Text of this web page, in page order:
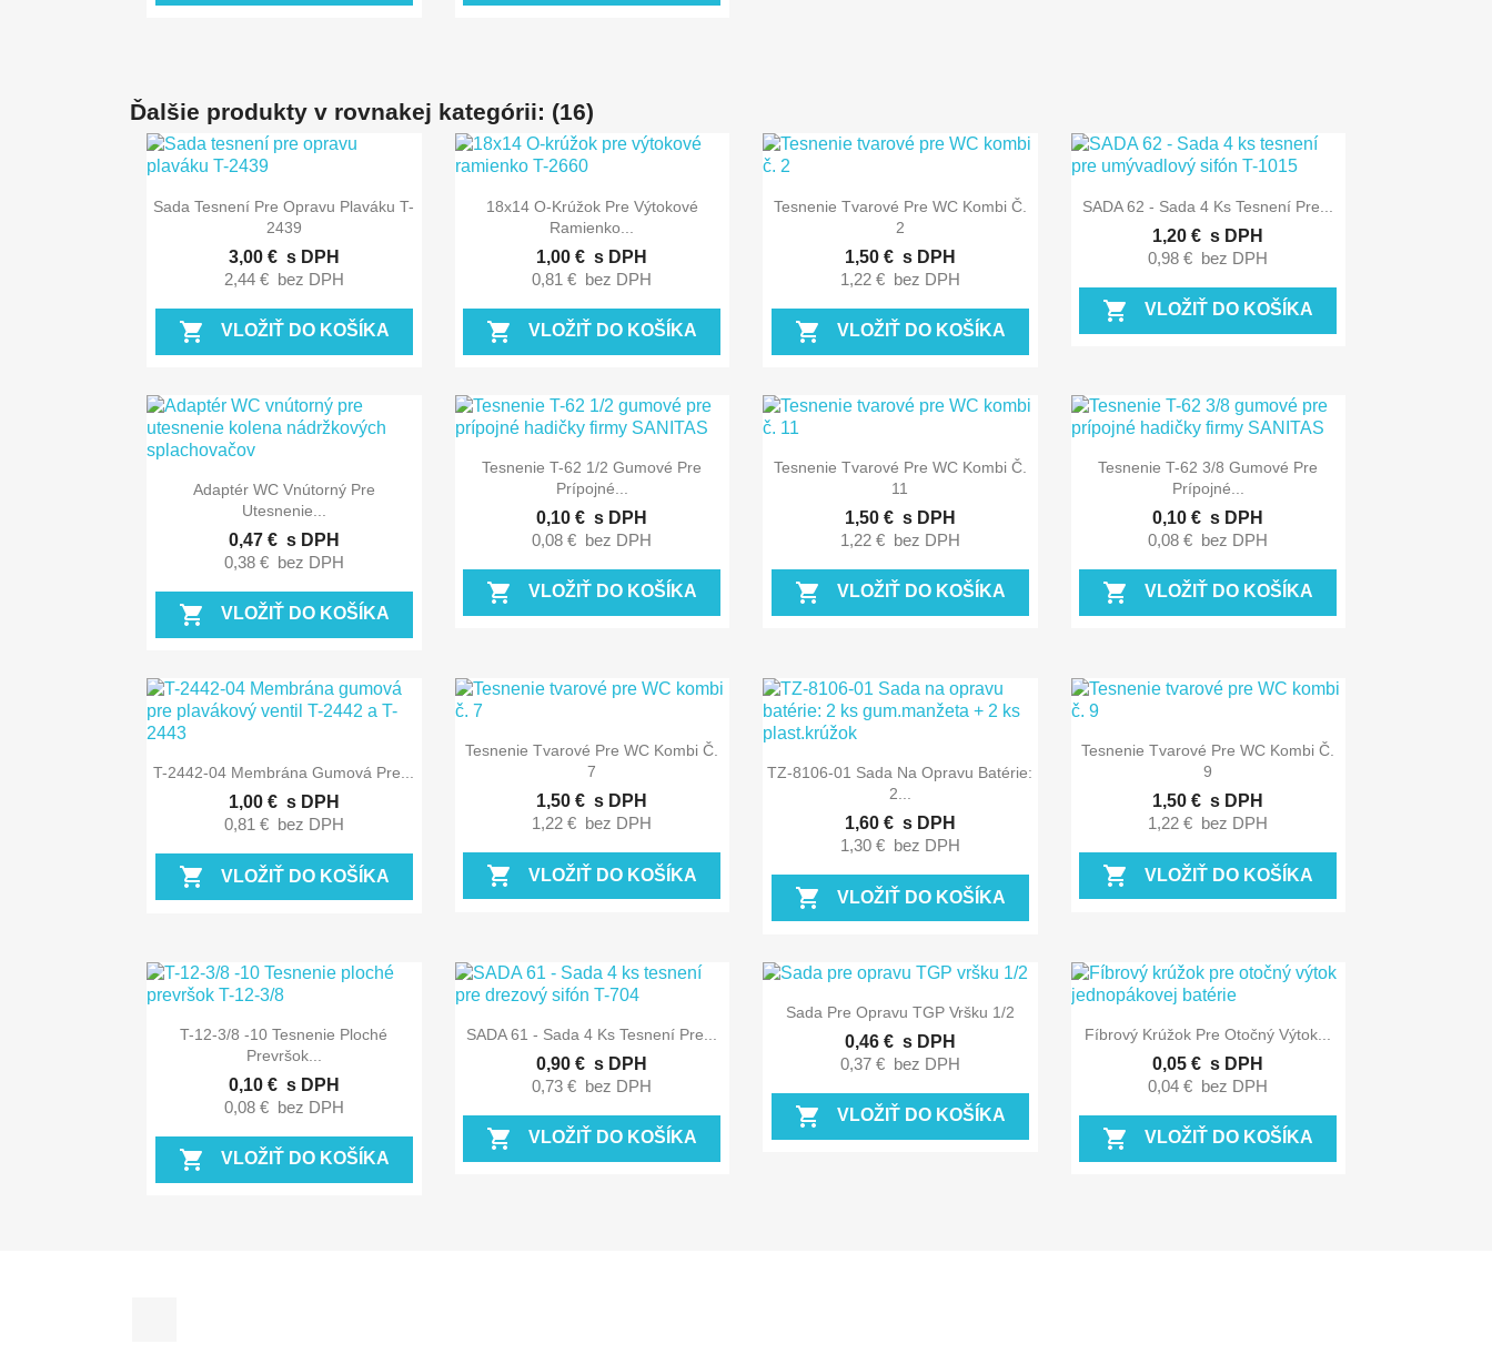
Ďalšie produkty v rovnakej kategórii: (16)
Rýchly náhľad
Sada Tesnení Pre Opravu Plaváku T-
2439
3,00 € s DPH
2,44 € bez DPH
shopping_cart VLOŽIŤ DO KOŠÍKA
 Rýchly náhľad
18x14 O-Krúžok Pre Výtokové
Ramienko...
1,00 € s DPH
0,81 € bez DPH
shopping_cart VLOŽIŤ DO KOŠÍKA
Rýchly náhľad
Tesnenie Tvarové Pre WC Kombi Č.
2
1,50 € s DPH
1,22 € bez DPH
shopping_cart VLOŽIŤ DO KOŠÍKA
Rýchly náhľad
SADA 62 - Sada 4 Ks Tesnení Pre...
1,20 € s DPH
0,98 € bez DPH
shopping_cart VLOŽIŤ DO KOŠÍKA
Rýchly náhľad
Adaptér WC Vnútorný Pre
Utesnenie...
0,47 € s DPH
0,38 € bez DPH
shopping_cart VLOŽIŤ DO KOŠÍKA
 Rýchly náhľad
Tesnenie T-62 1/2 Gumové Pre
Prípojné...
0,10 € s DPH
0,08 € bez DPH
shopping_cart VLOŽIŤ DO KOŠÍKA
Rýchly náhľad
Tesnenie Tvarové Pre WC Kombi Č.
11
1,50 € s DPH
1,22 € bez DPH
shopping_cart VLOŽIŤ DO KOŠÍKA
 Rýchly náhľad
Tesnenie T-62 3/8 Gumové Pre
Prípojné...
0,10 € s DPH
0,08 € bez DPH
shopping_cart VLOŽIŤ DO KOŠÍKA
Rýchly náhľad
T-2442-04 Membrána Gumová Pre...
1,00 € s DPH
0,81 € bez DPH
shopping_cart VLOŽIŤ DO KOŠÍKA
Rýchly náhľad
Tesnenie Tvarové Pre WC Kombi Č.
7
1,50 € s DPH
1,22 € bez DPH
shopping_cart VLOŽIŤ DO KOŠÍKA
 Rýchly náhľad
TZ-8106-01 Sada Na Opravu Batérie:
2...
1,60 € s DPH
1,30 € bez DPH
shopping_cart VLOŽIŤ DO KOŠÍKA
Rýchly náhľad
Tesnenie Tvarové Pre WC Kombi Č.
9
1,50 € s DPH
1,22 € bez DPH
shopping_cart VLOŽIŤ DO KOŠÍKA
Rýchly náhľad
T-12-3/8 -10 Tesnenie Ploché
Prevršok...
0,10 € s DPH
0,08 € bez DPH
shopping_cart VLOŽIŤ DO KOŠÍKA
Rýchly náhľad
SADA 61 - Sada 4 Ks Tesnení Pre...
0,90 € s DPH
0,73 € bez DPH
shopping_cart VLOŽIŤ DO KOŠÍKA
 Rýchly náhľad
Sada Pre Opravu TGP Vršku 1/2
0,46 € s DPH
0,37 € bez DPH
shopping_cart VLOŽIŤ DO KOŠÍKA
Rýchly náhľad
Fíbrový Krúžok Pre Otočný Výtok...
0,05 € s DPH
0,04 € bez DPH
shopping_cart VLOŽIŤ DO KOŠÍKA